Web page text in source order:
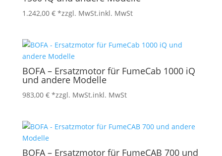
1.242,00 € *zzgl. MwSt.inkl. MwSt
BOFA – Ersatzmotor für FumeCab 1000 iQ
und andere Modelle
983,00 € *zzgl. MwSt.inkl. MwSt
BOFA – Ersatzmotor für FumeCAB 700 und